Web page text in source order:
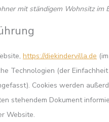
mit ständigem Wohnsitz im
https://diekindervilla.de
Technologien (der
Cookies werden
stehendem Dokument
Website.